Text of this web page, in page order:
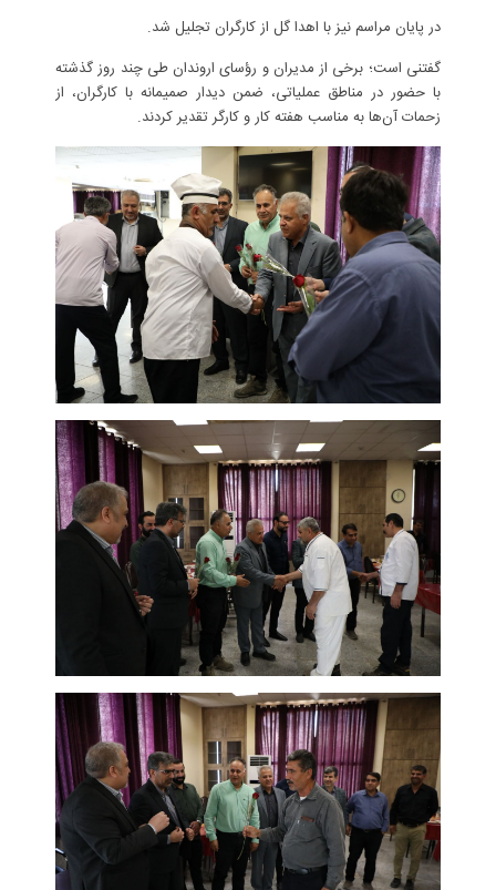
در پایان مراسم نیز با اهدا گل از کارگران تجلیل شد.
گفتنی است؛ برخی از مدیران و رؤسای اروندان طی چند روز گذشته
با حضور در مناطق عملیاتی، ضمن دیدار صمیمانه با کارگران، از
زحمات آن‌ها به مناسب هفته کار و کارگر تقدیر کردند.